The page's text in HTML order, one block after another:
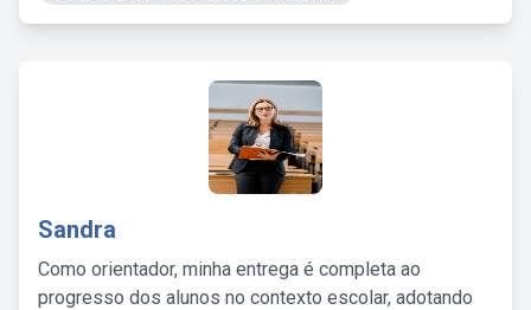
Sandra
Como orientador, minha entrega é completa ao
progresso dos alunos no contexto escolar, adotando